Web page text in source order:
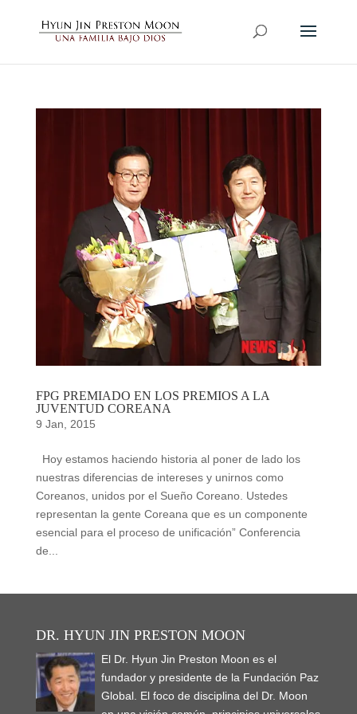
FPG PREMIADO EN LOS PREMIOS A LA
JUVENTUD COREANA
9 Jan, 2015
Hoy estamos haciendo historia al poner de lado los
nuestras diferencias de intereses y unirnos como
Coreanos, unidos por el Sueño Coreano. Ustedes
representan la gente Coreana que es un componente
esencial para el proceso de unificación” Conferencia
de...
DR. HYUN JIN PRESTON MOON
El Dr. Hyun Jin Preston Moon es el
fundador y presidente de la Fundación Paz
Global. El foco de disciplina del Dr. Moon